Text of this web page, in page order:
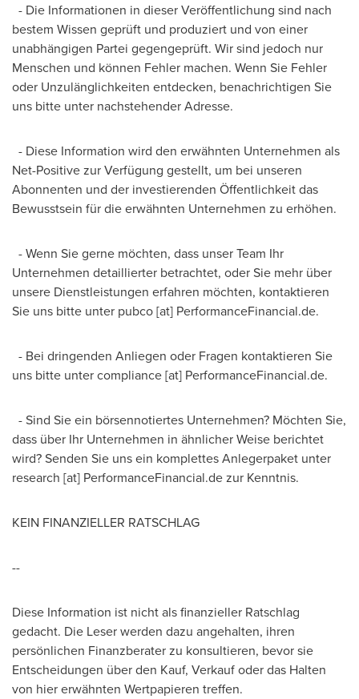
- Die Informationen in dieser Veröffentlichung sind nach
bestem Wissen geprüft und produziert und von einer
unabhängigen Partei gegengeprüft. Wir sind jedoch nur
Menschen und können Fehler machen. Wenn Sie Fehler
oder Unzulänglichkeiten entdecken, benachrichtigen Sie
uns bitte unter nachstehender Adresse.
- Diese Information wird den erwähnten Unternehmen als
Net-Positive zur Verfügung gestellt, um bei unseren
Abonnenten und der investierenden Öffentlichkeit das
Bewusstsein für die erwähnten Unternehmen zu erhöhen.
-Wenn Siegerne möchten, dass unser Team Ihr
Unternehmen detaillierter betrachtet, oder Sie mehr über
unsere Dienstleistungen erfahren möchten, kontaktieren
Sie uns bitte unter pubco [at] PerformanceFinancial.de.
- Bei dringenden Anliegen oder Fragen kontaktieren Sie
uns bitte unter compliance [at] PerformanceFinancial.de.
- Sind Sie ein börsennotiertes Unternehmen? Möchten Sie,
dass über Ihr Unternehmen in ähnlicher Weise berichtet
wird? Senden Sie uns ein komplettes Anlegerpaket unter
research [at] PerformanceFinancial.de zur Kenntnis.
KEIN FINANZIELLER RATSCHLAG
--
Diese Information ist nicht als finanzieller Ratschlag
gedacht. Die Leser werden dazu angehalten, ihren
persönlichen Finanzberater zu konsultieren, bevor sie
Entscheidungen über den Kauf, Verkauf oder das Halten
von hier erwähnten Wertpapieren treffen.